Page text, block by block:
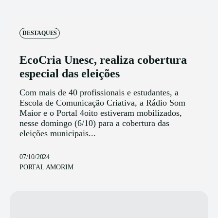
DESTAQUES
EcoCria Unesc, realiza cobertura
especial das eleições
Com mais de 40 profissionais e estudantes, a
Escola de Comunicação Criativa, a Rádio Som
Maior e o Portal 4oito estiveram mobilizados,
nesse domingo (6/10) para a cobertura das
eleições municipais...
07/10/2024
PORTAL AMORIM